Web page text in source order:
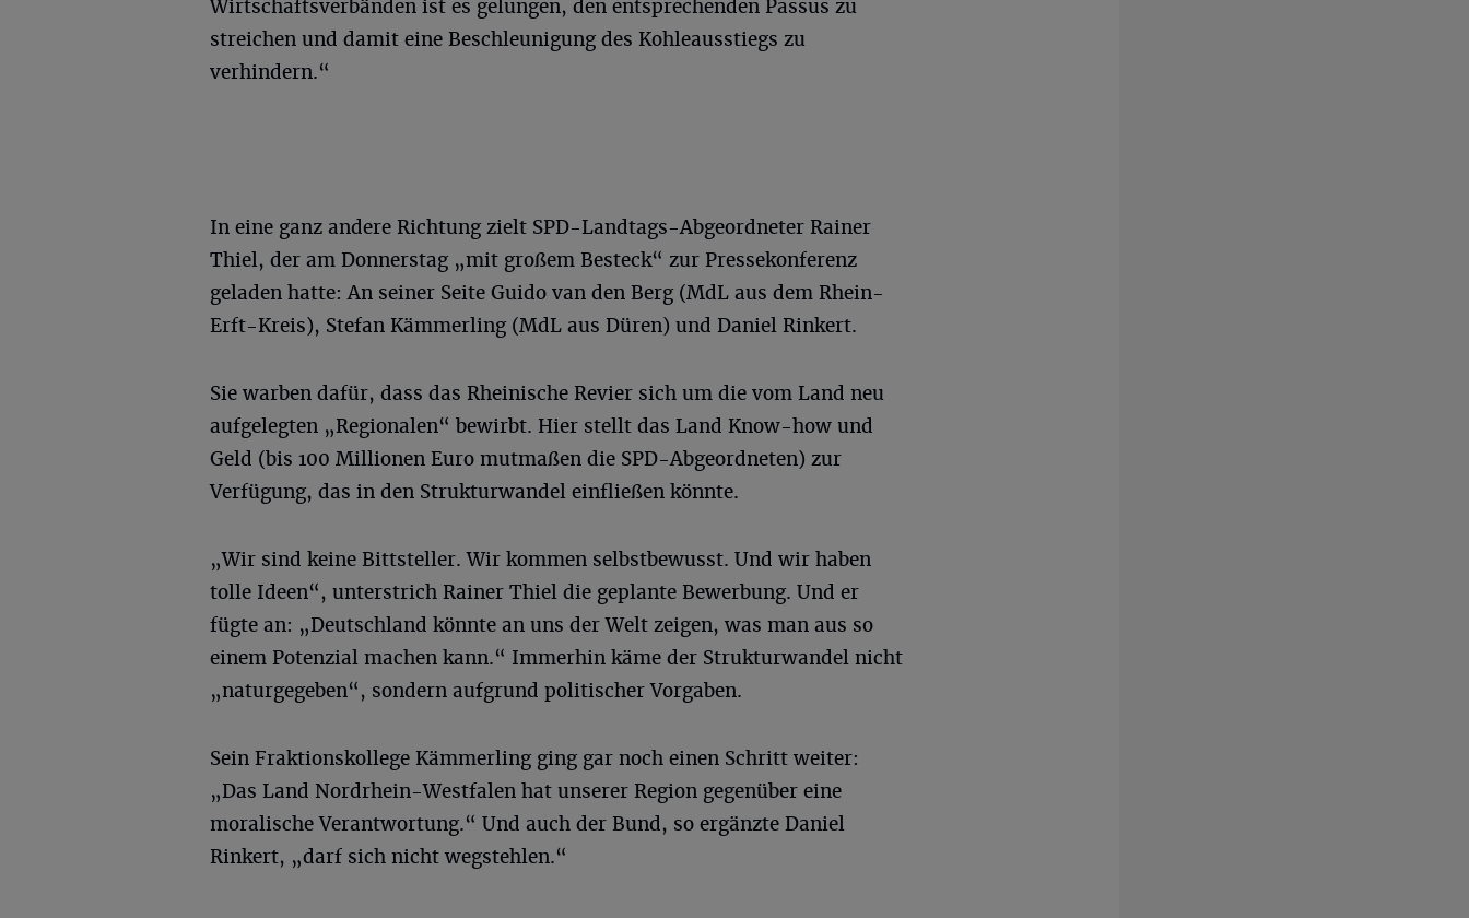
Wirtschaftsverbänden ist es gelungen, den entsprechenden Passus zu
streichen und damit eine Beschleunigung des Kohleausstiegs zu
verhindern.“
In eine ganz andere Richtung zielt SPD-Landtags-Abgeordneter Rainer
Thiel, der am Donnerstag „mit großem Besteck“ zur Pressekonferenz
geladen hatte: An seiner Seite Guido van den Berg (MdL aus dem Rhein-
Erft-Kreis), Stefan Kämmerling (MdL aus Düren) und Daniel Rinkert.
Sie warben dafür, dass das Rheinische Revier sich um die vom Land neu
aufgelegten „Regionalen“ bewirbt. Hier stellt das Land Know-how und
Geld (bis 100 Millionen Euro mutmaßen die SPD-Abgeordneten) zur
Verfügung, das in den Strukturwandel einfließen könnte.
„Wir sind keine Bittsteller. Wir kommen selbstbewusst. Und wir haben
tolle Ideen“, unterstrich Rainer Thiel die geplante Bewerbung. Und er
fügte an: „Deutschland könnte an uns der Welt zeigen, was man aus so
einem Potenzial machen kann.“ Immerhin käme der Strukturwandel nicht
„naturgegeben“, sondern aufgrund politischer Vorgaben.
Sein Fraktionskollege Kämmerling ging gar noch einen Schritt weiter:
„Das Land Nordrhein-Westfalen hat unserer Region gegenüber eine
moralische Verantwortung.“ Und auch der Bund, so ergänzte Daniel
Rinkert, „darf sich nicht wegstehlen.“